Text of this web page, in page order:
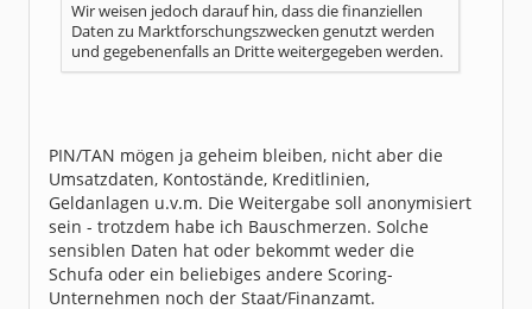
Wir weisen jedoch darauf hin, dass die finanziellen
Daten zu Marktforschungszwecken genutzt werden
und gegebenenfalls an Dritte weitergegeben werden.
PIN/TAN mögen ja geheim bleiben, nicht aber die
Umsatzdaten, Kontostände, Kreditlinien,
Geldanlagen u.v.m. Die Weitergabe soll anonymisiert
sein - trotzdem habe ich Bauschmerzen. Solche
sensiblen Daten hat oder bekommt weder die
Schufa oder ein beliebiges andere Scoring-
Unternehmen noch der Staat/Finanzamt.